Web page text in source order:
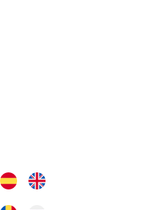
bekam ich blitzschnell Ersatz –
Fächer, viel Platz, bisher war es
können wir noch nicht
getestet. Tolle Farben, unserem
einfach und leicht alleine öffnen.